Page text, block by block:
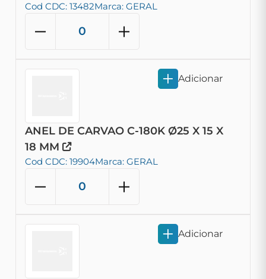
Cod CDC: 13482Marca: GERAL
ANEL DE CARVAO C-180K Ø25 X 15 X
18 MM
Cod CDC: 19904Marca: GERAL
Adicionar
Adicionar